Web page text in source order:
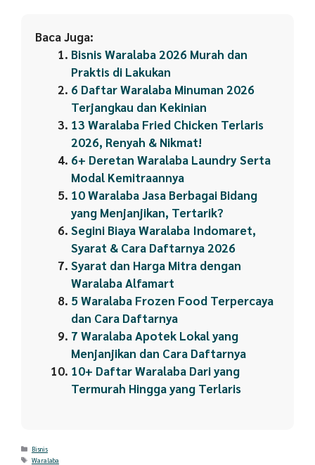
Baca Juga:
Bisnis Waralaba 2026 Murah dan
Praktis di Lakukan
6 Daftar Waralaba Minuman 2026
Terjangkau dan Kekinian
13 Waralaba Fried Chicken Terlaris
2026, Renyah & Nikmat!
6+ Deretan Waralaba Laundry Serta
Modal Kemitraannya
10 Waralaba Jasa Berbagai Bidang
yang Menjanjikan, Tertarik?
Segini Biaya Waralaba Indomaret,
Syarat & Cara Daftarnya 2026
Syarat dan Harga Mitra dengan
Waralaba Alfamart
5 Waralaba Frozen Food Terpercaya
dan Cara Daftarnya
7 Waralaba Apotek Lokal yang
Menjanjikan dan Cara Daftarnya
10+ Daftar Waralaba Dari yang
Termurah Hingga yang Terlaris
Categories
Bisnis
Tags
Waralaba